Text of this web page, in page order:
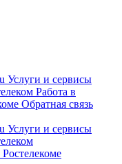
Услуги и сервисы
Работа в
Обратная связь
Услуги и сервисы